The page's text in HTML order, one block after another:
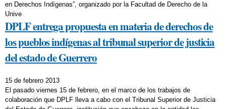
en Derechos Indígenas”, organizado por la Facultad de Derecho de la
Unive
DPLF entrega propuesta en materia de derechos de
los pueblos indígenas al tribunal superior de justicia
del estado de Guerrero
15 de febrero 2013
El pasado viernes 15 de febrero, en el marco de los trabajos de
colaboración que DPLF lleva a cabo con el Tribunal Superior de Justicia